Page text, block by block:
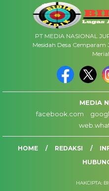
PT MEDIA NASIONAL
Mesidah Desa Cemparam
MEDIA
facebook.com
HOME REDAKSI
HAKCIPTA: